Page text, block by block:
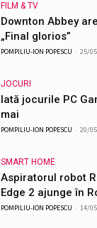
FILM & TV
Downton Abbey
„Final glorios”
POMPILIU-ION POPESCU - 25/
JOCURI
Iată jocurile PC
mai
POMPILIU-ION POPESCU - 20/
SMART HOME
Aspiratorul robot
Edge 2 ajunge în
POMPILIU-ION POPESCU - 14/